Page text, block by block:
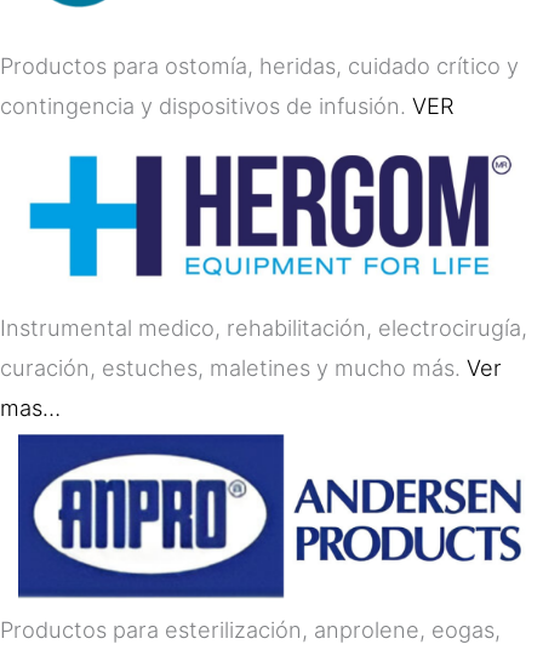
Productos para ostomía, heridas, cuidado crítico y
contingencia y dispositivos de infusión. VER
Instrumental medico, rehabilitación, electrocirugía,
curación, estuches, maletines y mucho más. Ver
mas…
Productos para esterilización, anprolene, eogas,